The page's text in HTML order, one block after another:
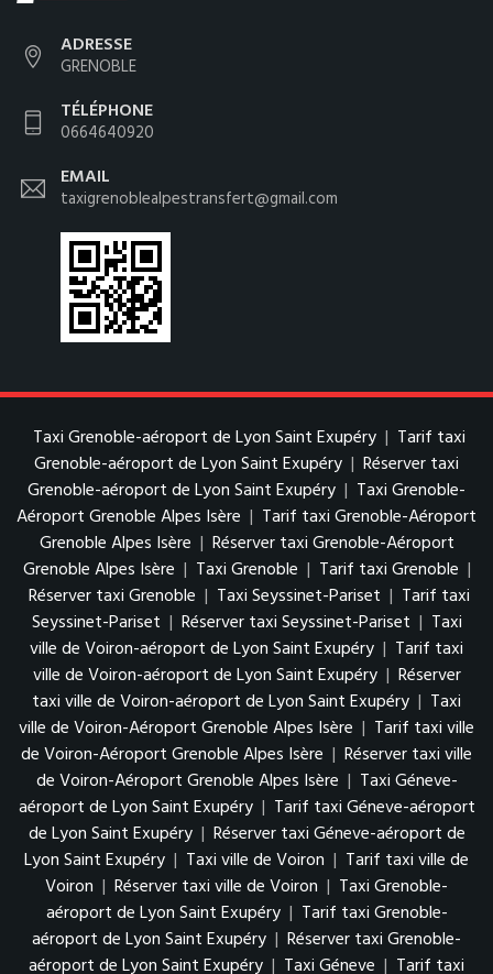
ADRESSE
GRENOBLE
TÉLÉPHONE
0664640920
EMAIL
taxigrenoblealpestransfert@gmail.com
Taxi Grenoble-aéroport de Lyon Saint Exupéry | Tarif taxi
Grenoble-aéroport de Lyon Saint Exupéry | Réserver taxi
Grenoble-aéroport de Lyon Saint Exupéry | Taxi Grenoble-
Aéroport Grenoble Alpes Isère | Tarif taxi Grenoble-Aéroport
Grenoble Alpes Isère | Réserver taxi Grenoble-Aéroport
Grenoble Alpes Isère | Taxi Grenoble | Tarif taxi Grenoble |
Réserver taxi Grenoble | Taxi Seyssinet-Pariset | Tarif taxi
Seyssinet-Pariset | Réserver taxi Seyssinet-Pariset | Taxi
ville de Voiron-aéroport de Lyon Saint Exupéry | Tarif taxi
ville de Voiron-aéroport de Lyon Saint Exupéry | Réserver
taxi ville de Voiron-aéroport de Lyon Saint Exupéry | Taxi
ville de Voiron-Aéroport Grenoble Alpes Isère | Tarif taxi ville
de Voiron-Aéroport Grenoble Alpes Isère | Réserver taxi ville
de Voiron-Aéroport Grenoble Alpes Isère | Taxi Géneve-
aéroport de Lyon Saint Exupéry | Tarif taxi Géneve-aéroport
de Lyon Saint Exupéry | Réserver taxi Géneve-aéroport de
Lyon Saint Exupéry | Taxi ville de Voiron | Tarif taxi ville de
Voiron | Réserver taxi ville de Voiron | Taxi Grenoble-
aéroport de Lyon Saint Exupéry | Tarif taxi Grenoble-
aéroport de Lyon Saint Exupéry | Réserver taxi Grenoble-
aéroport de Lyon Saint Exupéry | Taxi Géneve | Tarif taxi